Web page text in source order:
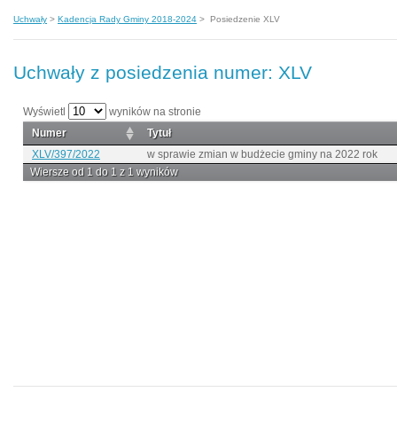
Uchwały > Kadencja Rady Gminy 2018-2024 > Posiedzenie XLV
Uchwały z posiedzenia numer: XLV
Wyświetl
wyników na stronie
Numer
Tytuł
XLV/397/2022
w sprawie zmian w budżecie gminy na 2022 rok
Wiersze od 1 do 1 z 1 wyników